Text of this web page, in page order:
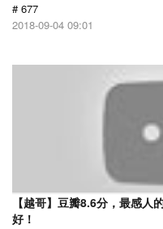
# 677
2018-09-04 09:01
【越哥】豆瓣8.6分，最感人
好！